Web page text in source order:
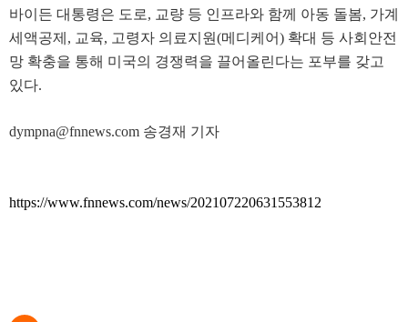
바이든 대통령은 도로, 교량 등 인프라와 함께 아동 돌봄, 가계
세액공제, 교육, 고령자 의료지원(메디케어) 확대 등 사회안전
망 확충을 통해 미국의 경쟁력을 끌어올린다는 포부를 갖고
있다.
dympna@fnnews.com 송경재 기자
https://www.fnnews.com/news/202107220631553812